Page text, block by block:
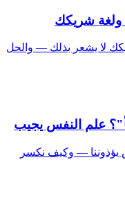
شريكك
لا يشعر بذلك — والحل
علم النفس يجيب
يؤذوننا — وكيف نكسر